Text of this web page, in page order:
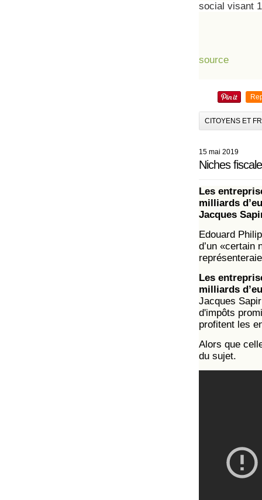
social visant
source
CITOYENS ET
15 mai 2019
Niches
Les
milliards
Jacques
Edouard
d’un «certain
Les
milliards
Jacques
d'impôts
profitent les
Alors que
du sujet.